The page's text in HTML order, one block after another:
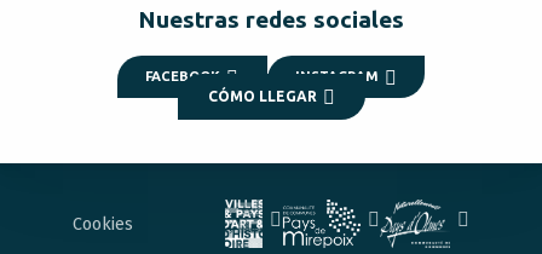
Nuestras redes sociales
FACEBOOK INSTAGRAM
CÓMO LLEGAR
Cookies